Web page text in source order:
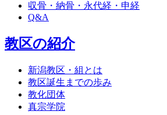
収骨・納骨・永代経・申経
Q&A
教区の紹介
新潟教区・組とは
教区誕生までの歩み
教化団体
真宗学院